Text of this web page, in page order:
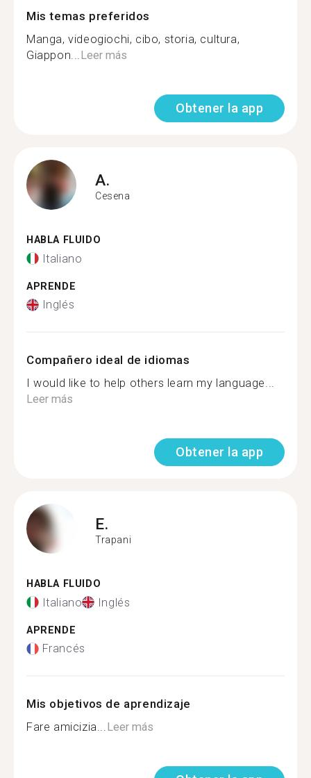
Mis temas preferidos
Manga, videogiochi, cibo, storia, cultura,
Giappon...Leer más
Obtener la app
A.
Cesena
HABLA FLUIDO
Italiano
APRENDE
Inglés
Compañero ideal de idiomas
I would like to help others learn my language...
Leer más
Obtener la app
E.
Trapani
HABLA FLUIDO
Italiano Inglés
APRENDE
Francés
Mis objetivos de aprendizaje
Fare amicizia...Leer más